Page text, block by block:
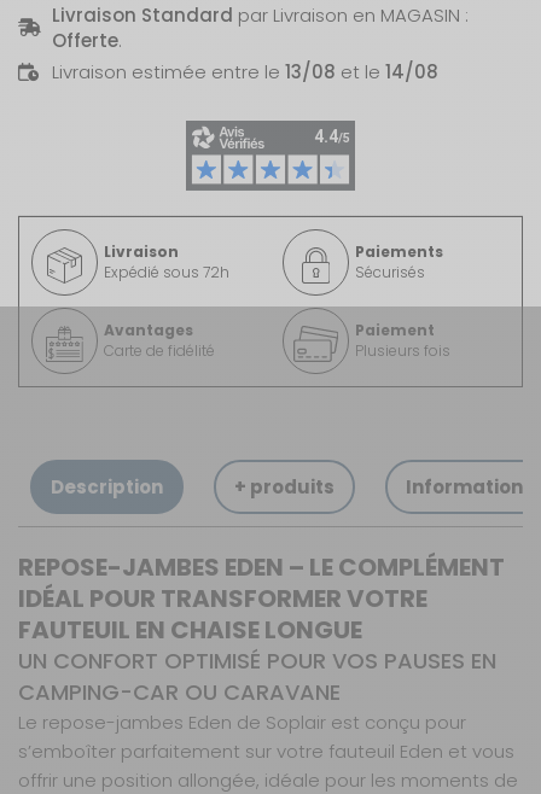
Livraison Standard par Livraison en MAGASIN :
Offerte.
Livraison estimée entre le 13/08 et le 14/08
Livraison
Expédié sous 72h
Paiements
Sécurisés
Avantages
Carte de fidélité
Paiement
Plusieurs fois
Description + produits Informations
REPOSE-JAMBES EDEN – LE COMPLÉMENT
IDÉAL POUR TRANSFORMER VOTRE
FAUTEUIL EN CHAISE LONGUE
UN CONFORT OPTIMISÉ POUR VOS PAUSES EN
CAMPING-CAR OU CARAVANE
Le repose-jambes Eden de Soplair est conçu pour
s’emboîter parfaitement sur votre fauteuil Eden et vous
offrir une position allongée, idéale pour les moments de